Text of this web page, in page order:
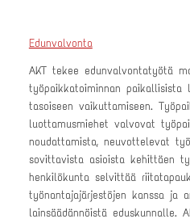
Edunvalvonta
AKT tekee edunvalvontatyötä
työpaikkatoiminnan paikallisista
tasoiseen vaikuttamiseen.
luottamusmiehet valvovat
noudattamista, neuvottelevat
sovittavista asioista kehittäen
henkilökunta selvittää
työnantajajärjestöjen kanssa ja
lainsäädännöistä eduskunnalle.